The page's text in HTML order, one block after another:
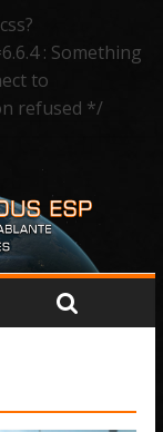
: Something
to
refused */